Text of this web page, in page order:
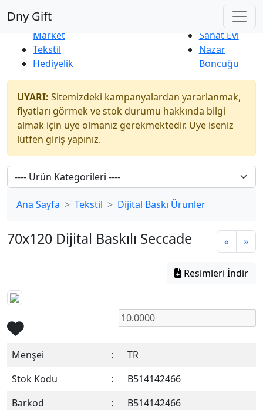
Dny Gift
Yeni Ürünler
İndirim
Market
Tekstil
Hediyelik
Sanat Evi
Nazar
Boncuğu
UYARI: Sitemizdeki kampanyalardan yararlanmak,
fiyatları görmek ve stok durumu hakkında bilgi
almak için üye olmanız gerekmektedir. Üye iseniz
lütfen giriş yapınız.
Ana Sayfa Tekstil Dijital Baskı Ürünler
70x120 Dijital Baskılı Seccade « »
Resimleri İndir
Menşei :
TR
Stok Kodu
:
B514142466
Barkod
:
B514142466